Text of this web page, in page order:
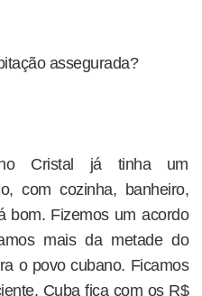
assegurada?
Cristal já tinha um
com cozinha, banheiro,
bom. Fizemos um acordo
mais da metade do
o povo cubano. Ficamos
Cuba fica com os R$